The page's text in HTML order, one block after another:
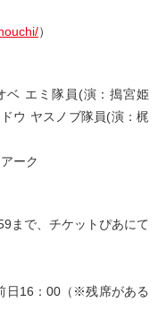
）
ベ エミ隊員(演：搗宮姫
ウ ヤスノブ隊員(演：梶
ーク
まで、チケットぴあにて
日16：00（※残席がある